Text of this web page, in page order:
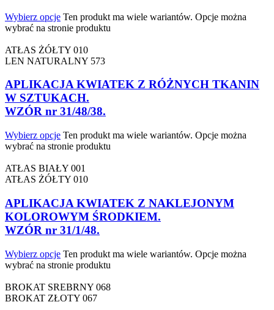
Wybierz opcje Ten produkt ma wiele wariantów. Opcje można
wybrać na stronie produktu
ATŁAS ŻÓŁTY 010
LEN NATURALNY 573
APLIKACJA KWIATEK Z RÓŻNYCH TKANIN
W SZTUKACH.
WZÓR nr 31/48/38.
Wybierz opcje Ten produkt ma wiele wariantów. Opcje można
wybrać na stronie produktu
ATŁAS BIAŁY 001
ATŁAS ŻÓŁTY 010
APLIKACJA KWIATEK Z NAKLEJONYM
KOLOROWYM ŚRODKIEM.
WZÓR nr 31/1/48.
Wybierz opcje Ten produkt ma wiele wariantów. Opcje można
wybrać na stronie produktu
BROKAT SREBRNY 068
BROKAT ZŁOTY 067